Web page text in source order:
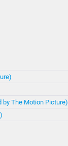
by The Motion Picture)